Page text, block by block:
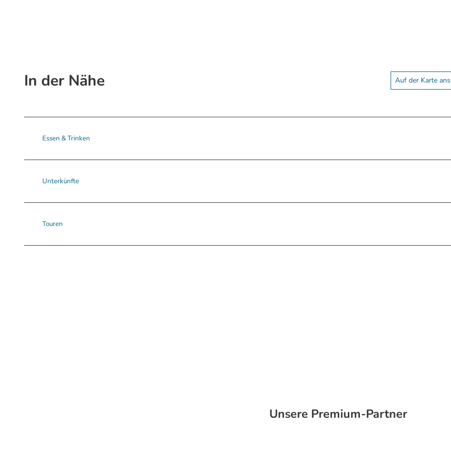
In der Nähe Auf der Karte
Essen & Trinken
Unterkünfte
Touren
Unsere Premium-Partner